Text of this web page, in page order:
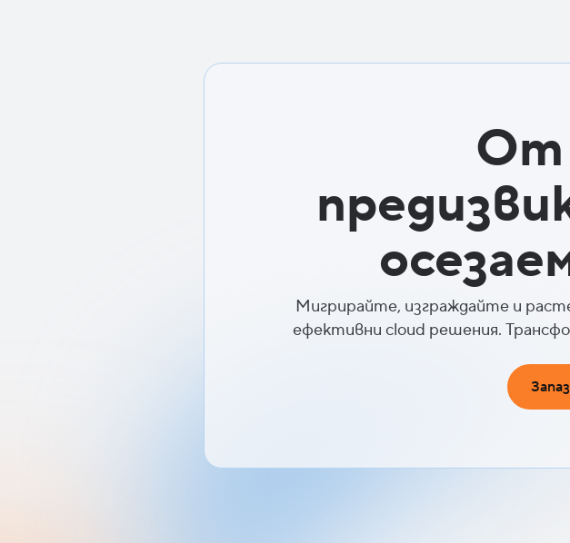
От
Мигрирайте, изграждайте и
ефективни cloud решения.